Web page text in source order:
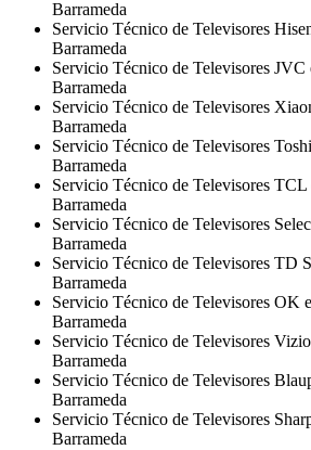
Barrameda
Servicio Técnico de Televisores
Barrameda
Servicio Técnico de Televisores JVC
Barrameda
Servicio Técnico de Televisores
Barrameda
Servicio Técnico de Televisores
Barrameda
Servicio Técnico de Televisores TCL
Barrameda
Servicio Técnico de Televisores
Barrameda
Servicio Técnico de Televisores TD
Barrameda
Servicio Técnico de Televisores OK
Barrameda
Servicio Técnico de Televisores
Barrameda
Servicio Técnico de Televisores
Barrameda
Servicio Técnico de Televisores
Barrameda